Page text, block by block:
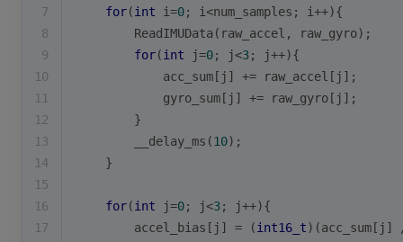
7
for(int i=0; i<num_samples; i++){
8
        ReadIMUData(raw_accel, raw_gyro);
9
for(int j=0; j<3; j++){
10
            acc_sum[j] += raw_accel[j];
11
            gyro_sum[j] += raw_gyro[j];
12
        }
13
        __delay_ms(
10);
14
    }
15
16
for(int j=0; j<3; j++){
17
        accel_bias[j] = (
int16_t)(acc_sum[j]